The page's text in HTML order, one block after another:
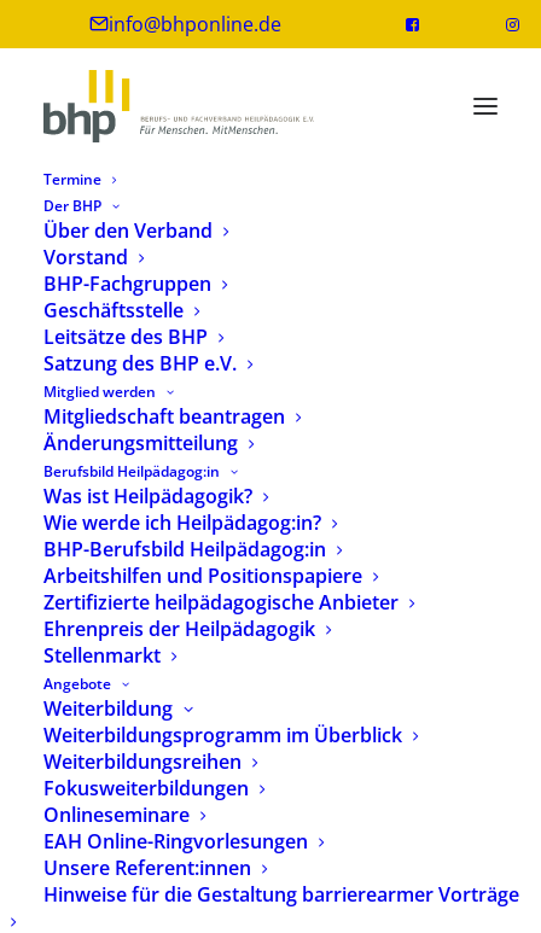
info@bhponline.de
Termine
Der BHP
Über den Verband
Vorstand
BHP-Fachgruppen
Geschäftsstelle
Leitsätze des BHP
Satzung des BHP e.V.
Mitglied werden
Mitgliedschaft beantragen
Änderungsmitteilung
Berufsbild Heilpädagog:in
Was ist Heilpädagogik?
Wie werde ich Heilpädagog:in?
BHP-Berufsbild Heilpädagog:in
Arbeitshilfen und Positionspapiere
Zertifizierte heilpädagogische Anbieter
Ehrenpreis der Heilpädagogik
Stellenmarkt
Angebote
Weiterbildung
Weiterbildungsprogramm im Überblick
Weiterbildungsreihen
Fokusweiterbildungen
Onlineseminare
EAH Online-Ringvorlesungen
Unsere Referent:innen
Hinweise für die Gestaltung barrierearmer Vorträge
Logopädie
Media not available